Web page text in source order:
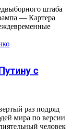
штаба
— Картера
с
раз подряд
мира по версии
человек